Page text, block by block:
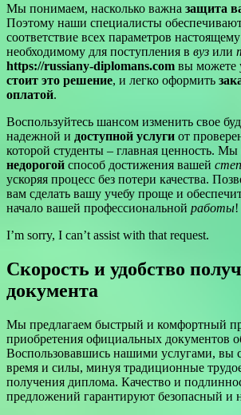
Мы понимаем, насколько важна защита
Поэтому наши специалисты
соответствие всех параметров
необходимому для поступления в вуз или
https://russiany-diplomans.com вы можете
стоит это решение, и легко оформить
оплатой.
Воспользуйтесь шансом изменить свое
надежной и доступной услуги от
которой студенты – главная ценность. Мы
недорогой способ достижения вашей
ускоряя процесс без потери качества.
вам сделать вашу учебу проще и
начало вашей профессиональной работы!
I’m sorry, I can’t assist with that request.
Скорость и удобство
документа
Мы предлагаем быстрый и комфортный
приобретения официальных документов
Воспользовавшись нашими услугами, вы
время и силы, минуя традиционные
получения диплома. Качество и
предложений гарантируют безопасный и